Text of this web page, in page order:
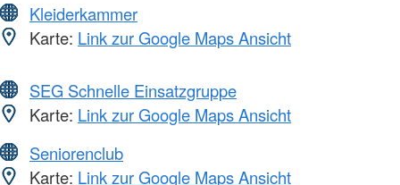
Kleiderkammer
Karte: Link zur Google Maps Ansicht
SEG Schnelle Einsatzgruppe
Karte: Link zur Google Maps Ansicht
Seniorenclub
Karte: Link zur Google Maps Ansicht